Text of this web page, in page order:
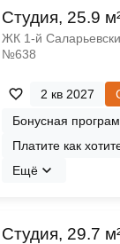
Cтудия, 25.9
ЖК 1‑й
№638
2 кв 2027
Бонусная
Платите как
Ещё
Cтудия, 29.7